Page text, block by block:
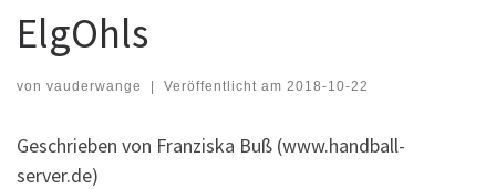
ElgOhls
von vauderwange | Veröffentlicht am 2018-10-22
Geschrieben von Franziska Buß (www.handball-
server.de)